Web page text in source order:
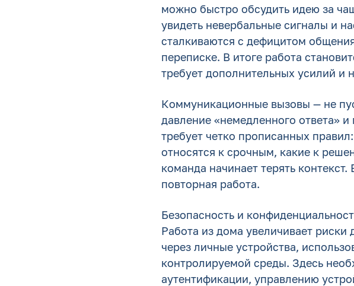
можно быстро обсудить идею за
увидеть невербальные сигналы и
сталкиваются с дефицитом
переписке. В итоге работа
требует дополнительных усилий и
Коммуникационные вызовы — не
давление «немедленного ответа»
требует четко прописанных
относятся к срочным, какие к
команда начинает терять
повторная работа.
Безопасность и
Работа из дома увеличивает
через личные устройства,
контролируемой среды. Здесь
аутентификации, управлению